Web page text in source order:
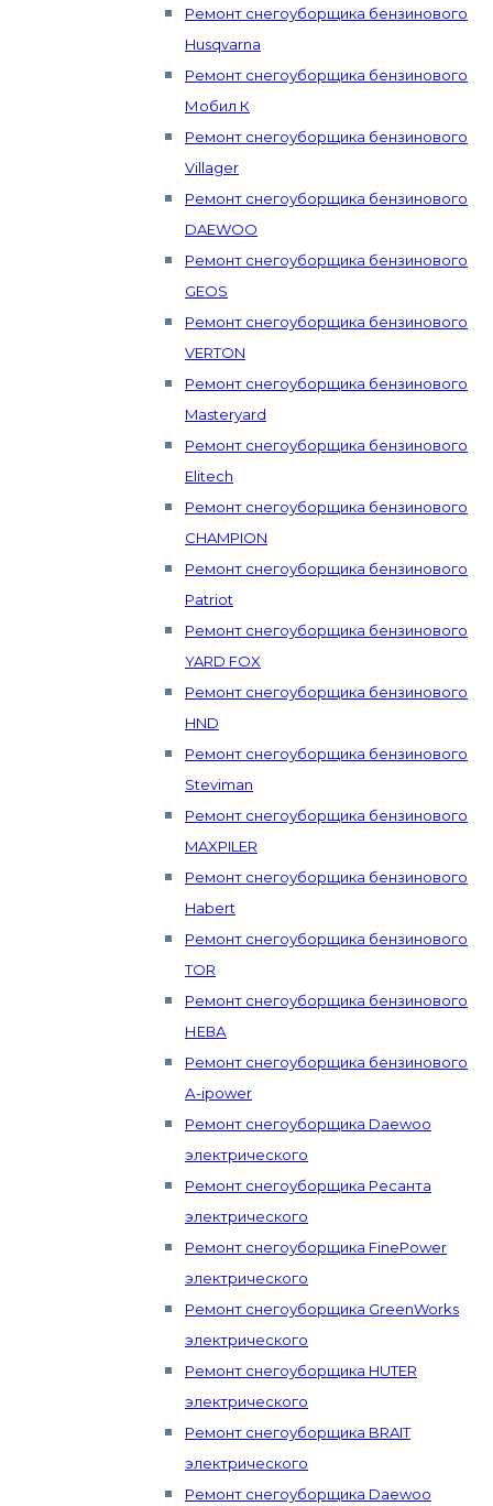
Ремонт снегоуборщика бензинового
Husqvarna
Ремонт снегоуборщика бензинового
Мобил К
Ремонт снегоуборщика бензинового
Villager
Ремонт снегоуборщика бензинового
DAEWOO
Ремонт снегоуборщика бензинового
GEOS
Ремонт снегоуборщика бензинового
VERTON
Ремонт снегоуборщика бензинового
Masteryard
Ремонт снегоуборщика бензинового
Elitech
Ремонт снегоуборщика бензинового
CHAMPION
Ремонт снегоуборщика бензинового
Patriot
Ремонт снегоуборщика бензинового
YARD FOX
Ремонт снегоуборщика бензинового
HND
Ремонт снегоуборщика бензинового
Steviman
Ремонт снегоуборщика бензинового
MAXPILER
Ремонт снегоуборщика бензинового
Habert
Ремонт снегоуборщика бензинового
TOR
Ремонт снегоуборщика бензинового
НЕВА
Ремонт снегоуборщика бензинового
А-ipower
Ремонт снегоуборщика Daewoo
электрического
Ремонт снегоуборщика Ресанта
электрического
Ремонт снегоуборщика FinePower
электрического
Ремонт снегоуборщика GreenWorks
электрического
Ремонт снегоуборщика HUTER
электрического
Ремонт снегоуборщика BRAIT
электрического
Ремонт снегоуборщика Daewoo